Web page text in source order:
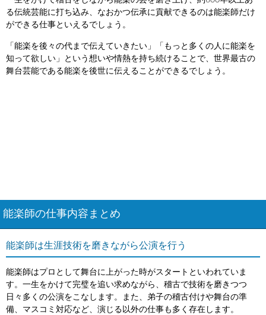
る伝統芸能に打ち込み、なおかつ伝承に貢献できるのは能楽師だけ
ができる仕事といえるでしょう。
「能楽を後々の代まで伝えていきたい」「もっと多くの人に能楽を
知って欲しい」という想いや情熱を持ち続けることで、世界最古の
舞台芸能である能楽を後世に伝えることができるでしょう。
能楽師の仕事内容まとめ
能楽師は生涯技術を磨きながら公演を行う
能楽師はプロとして舞台に上がった時がスタートといわれていま
す。一生をかけて完璧を追い求めながら、稽古で技術を磨きつつ
日々多くの公演をこなします。また、弟子の稽古付けや舞台の準
備、マスコミ対応など、演じる以外の仕事も多く存在します。